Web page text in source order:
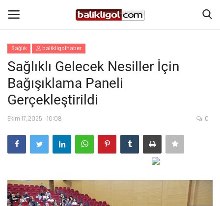
Giriş Yap
Anasayfa
Magazin
Eğitim
Sağlık balikligolhaber
Sağlıklı Gelecek Nesiller İçin
Bağışıklama Paneli
Gerçekleştirildi
Ekim 17, 2025 - 10:08 0